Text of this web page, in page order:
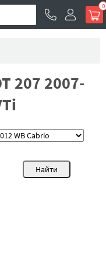
0
207 2007-